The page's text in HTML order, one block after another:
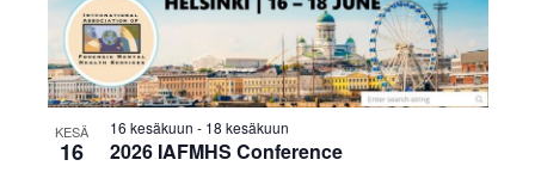
KESÄ
16 2026 IAFMHS Conference
16 kesäkuun - 18 kesäkuun